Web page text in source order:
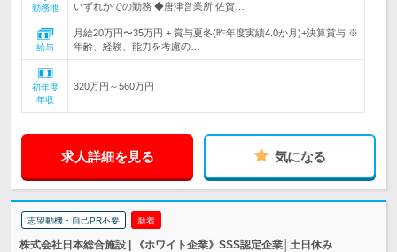
勤務地
いずれかでの勤務 ◆唐津営業所 佐賀…
給与
月給20万円〜35万円 + 賞与夏冬(昨年度実績4.0か月)+決算賞与 ※
年齢、経験、能力を考慮の…
初年度
年収
320万円～560万円
求人詳細を見る 気になる
志望動機・自己PR不要 新着
株式会社日本総合施設 | 《ホワイト企業》SSS認定企業│土日休み